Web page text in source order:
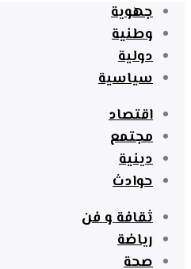
جهوية
وطنية
دولية
سياسية
اقتصاد
مجتمع
دينية
حوادث
ثقافة و فن
رياضة
صحة